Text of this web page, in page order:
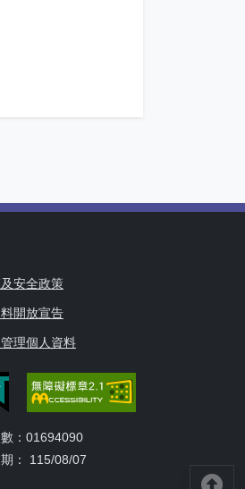
安全政策
開放宣告
理個人資料
：01694090
： 115/08/07